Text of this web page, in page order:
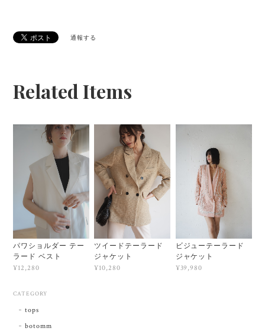
通報する
Related Items
パワショルダー テー
ラード ベスト
¥12,280
ツイードテーラード
ジャケット
¥10,280
ビジューテーラード
ジャケット
¥39,980
CATEGORY
tops
botomm